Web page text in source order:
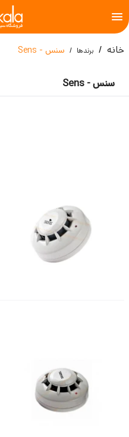
خانه برندها سنس - Sens
سنس - Sens